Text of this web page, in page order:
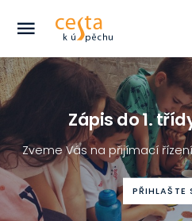
Zápis do 1.
PŘIHLAŠTE
Zápis do
Soukromá základní škola
zve na zápis do nultého
VÍCE
VÍCE